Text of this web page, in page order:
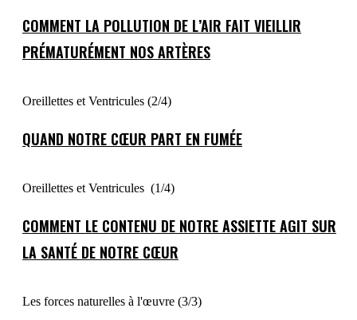
COMMENT LA POLLUTION DE L’AIR FAIT VIEILLIR
PRÉMATURÉMENT NOS ARTÈRES
Oreillettes et Ventricules (2/4)
QUAND NOTRE CŒUR PART EN FUMÉE
Oreillettes et Ventricules (1/4)
COMMENT LE CONTENU DE NOTRE ASSIETTE AGIT SUR
LA SANTÉ DE NOTRE CŒUR
Les forces naturelles à l'œuvre (3/3)